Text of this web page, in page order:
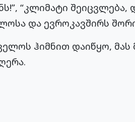
“კლიმატი შეიცვლება,
და ევროკავშირს
ჰიმნით დაიწყო, მას